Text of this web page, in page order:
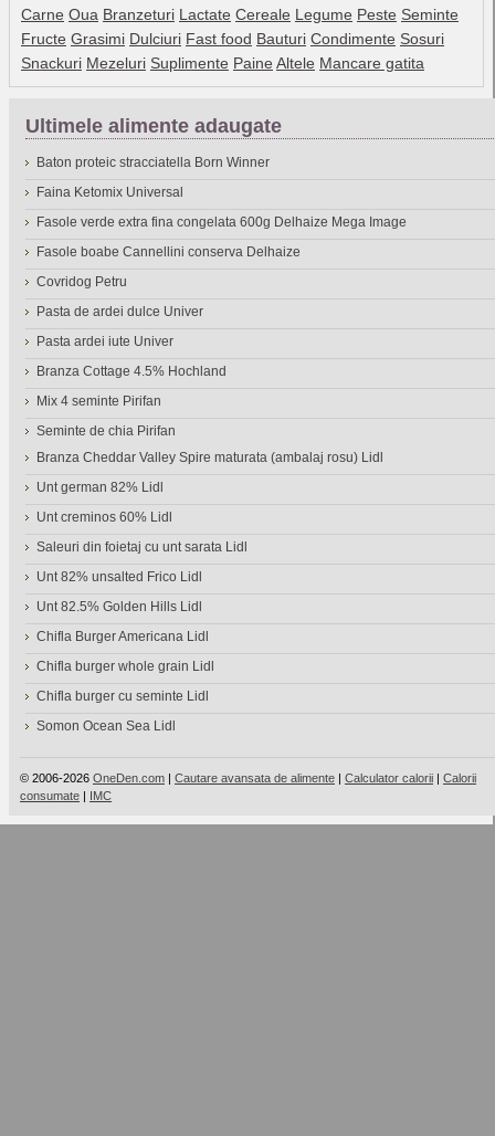
Carne Oua Branzeturi Lactate Cereale Legume Peste Seminte
Fructe Grasimi Dulciuri Fast food Bauturi Condimente Sosuri
Snackuri Mezeluri Suplimente Paine Altele Mancare gatita
Ultimele alimente adaugate
Baton proteic stracciatella Born Winner
Faina Ketomix Universal
Fasole verde extra fina congelata 600g Delhaize Mega Image
Fasole boabe Cannellini conserva Delhaize
Covridog Petru
Pasta de ardei dulce Univer
Pasta ardei iute Univer
Branza Cottage 4.5% Hochland
Mix 4 seminte Pirifan
Seminte de chia Pirifan
Branza Cheddar Valley Spire maturata (ambalaj rosu) Lidl
Unt german 82% Lidl
Unt creminos 60% Lidl
Saleuri din foietaj cu unt sarata Lidl
Unt 82% unsalted Frico Lidl
Unt 82.5% Golden Hills Lidl
Chifla Burger Americana Lidl
Chifla burger whole grain Lidl
Chifla burger cu seminte Lidl
Somon Ocean Sea Lidl
© 2006-2026 OneDen.com | Cautare avansata de alimente | Calculator calorii | Calorii
consumate | IMC